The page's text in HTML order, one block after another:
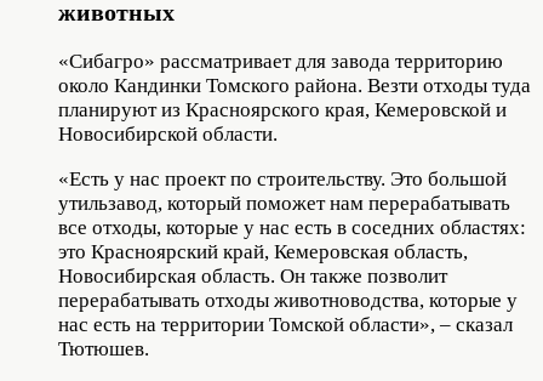
животных
«Сибагро» рассматривает для завода территорию
около Кандинки Томского района. Везти отходы туда
планируют из Красноярского края, Кемеровской и
Новосибирской области.
«Есть у нас проект по строительству. Это большой
утильзавод, который поможет нам перерабатывать
все отходы, которые у нас есть в соседних областях:
это Красноярский край, Кемеровская область,
Новосибирская область. Он также позволит
перерабатывать отходы животноводства, которые у
нас есть на территории Томской области», – сказал
Тютюшев.